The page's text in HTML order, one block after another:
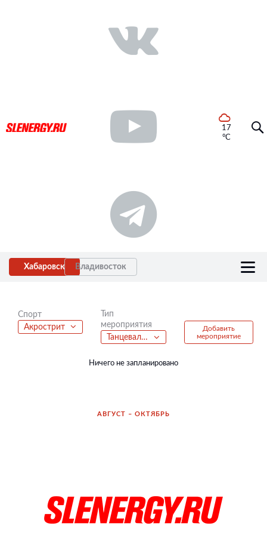
17
°C
Хабаровск Владивосток
Спорт
Акрострит
Тип
мероприятия
Танцевальный фестиваль
Добавить
мероприятие
Ничего не запланировано
АВГУСТ – ОКТЯБРЬ